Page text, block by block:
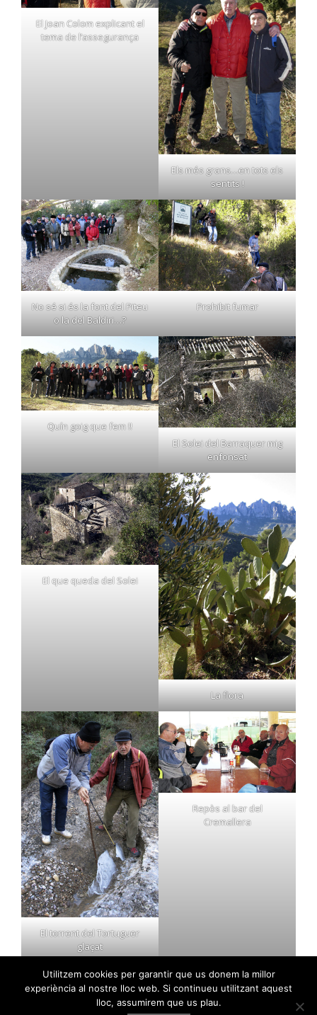
El Joan Colom explicant el
tema de l’assegurança
Els més grans…en tots els
sentits !
No sé si és la font del Piteu
o la del Baldiri…?
Prohibit fumar
Quín goig que fem !!
El Solei del Barraquer mig
enfonsat
El que queda del Solei
La flora
El torrent del Tortuguer
glaçat
Repòs al bar del
Cremallera
PIERA – LA BEGUDA
Utilitzem cookies per garantir que us donem la millor
experiència al nostre lloc web. Si continueu utilitzant aquest
lloc, assumirem que us plau.